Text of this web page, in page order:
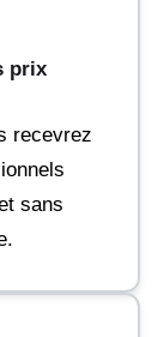
prix
recevrez
sans